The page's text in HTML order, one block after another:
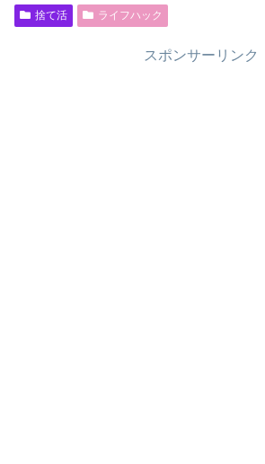
捨て活 ライフハック
スポンサーリンク